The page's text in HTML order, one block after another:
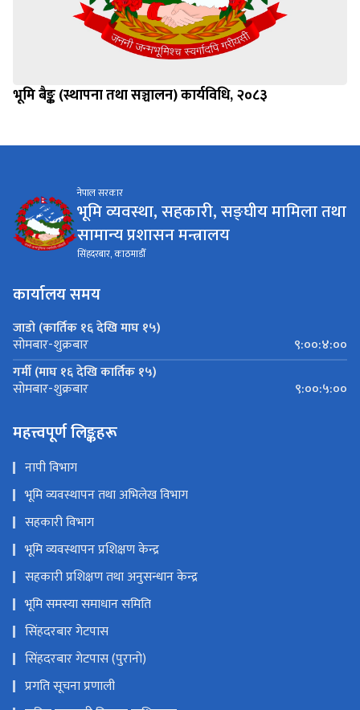
भूमि बैङ्क (स्थापना तथा सञ्चालन) कार्यविधि, २०८३
नेपाल सरकार
भूमि व्यवस्था, सहकारी, सङ्घीय मामिला तथा
सामान्य प्रशासन मन्त्रालय
सिंहदरबार, काठमाडौँ
कार्यालय समय
जाडो (कार्तिक १६ देखि माघ १५)
सोमबार-शुक्रबार
९:००:४:००
गर्मी (माघ १६ देखि कार्तिक १५)
सोमबार-शुक्रबार ९:००:५:००
महत्त्वपूर्ण लिङ्कहरू
नापी विभाग
भूमि व्यवस्थापन तथा अभिलेख विभाग
सहकारी विभाग
भूमि व्यवस्थापन प्रशिक्षण केन्द्र
सहकारी प्रशिक्षण तथा अनुसन्धान केन्द्र
भूमि समस्या समाधान समिति
सिंहदरबार गेटपास
सिंहदरबार गेटपास (पुरानो)
प्रगति सूचना प्रणाली